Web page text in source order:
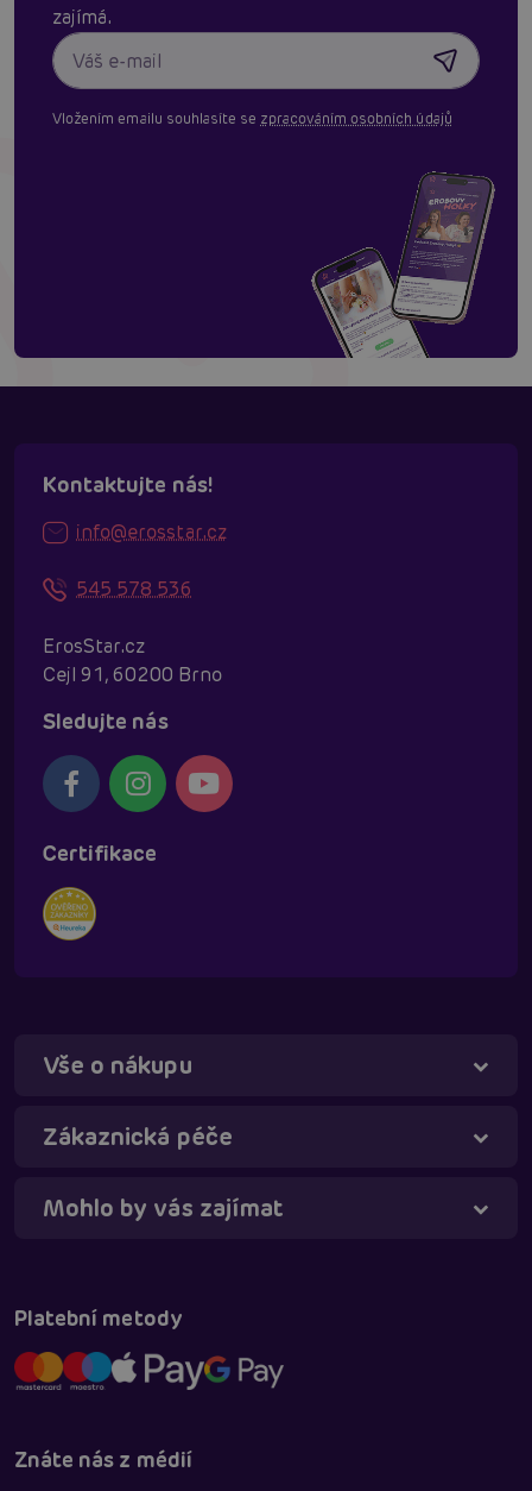
zajímá.
Vložením emailu souhlasíte se zpracováním osobních údajů
Kontaktujte nás!
info@erosstar.cz
545 578 536
ErosStar.cz
Cejl 91, 60200 Brno
Sledujte nás
Certifikace
Vše o nákupu
Zákaznická péče
Mohlo by vás zajímat
Platební metody
Znáte nás z médií
Táňa - virtuální asistentka